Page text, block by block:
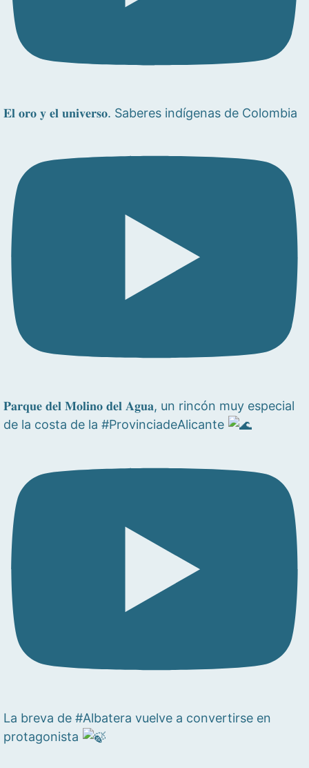
𝐄𝐥 𝐨𝐫𝐨 𝐲 𝐞𝐥 𝐮𝐧𝐢𝐯𝐞𝐫𝐬𝐨. Saberes indígenas de Colombia
𝐏𝐚𝐫𝐪𝐮𝐞 𝐝𝐞𝐥 𝐌𝐨𝐥𝐢𝐧𝐨 𝐝𝐞𝐥 𝐀𝐠𝐮𝐚, un rincón muy especial
de la costa de la #ProvinciadeAlicante
La breva de #Albatera vuelve a convertirse en
protagonista